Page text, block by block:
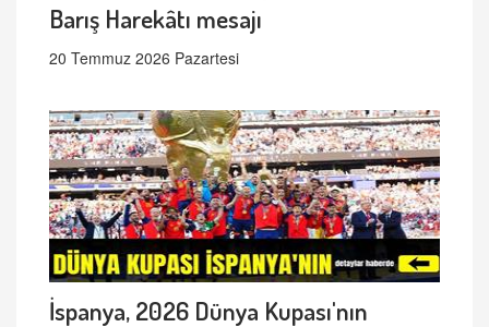
Barış Harekâtı mesajı
20 Temmuz 2026 Pazartesi
İspanya, 2026 Dünya Kupası'nın